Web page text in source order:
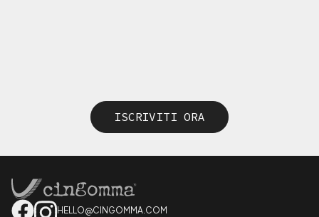
ISCRIVITI ORA
HELLO@CINGOMMA.COM